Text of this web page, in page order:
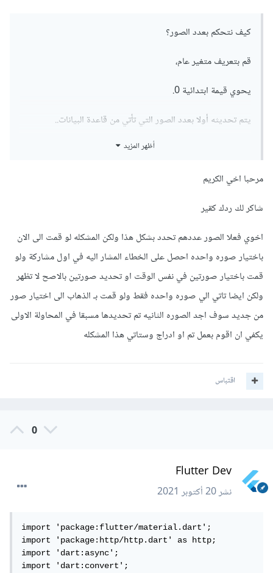
كيف نتحكم بعدد الصور؟
قم بتعريف متغير عام،
يحوي قيمة ابتدائية 0.
يتم تحديثه أولا بعدد الصور التي تأتي من قاعدة البيانات..
dynamic
>
>();
      List
<DataImage> listOfFruits =
items.map<DataImage>((json) {
        return DataImage.fromJson(json);
      }).toList();
listOfFruits.length; // هنا
ثم نمرر للدالة التي تسمح للمستخدم بجلب الصور من الاستديو عدد
هكذا يكون لنا متغير عام يضبط عدد الصور.
أظهر المزيد
مرحبا اخي الكريم
شاكر لك ردك كقير
اخوي فعلا الصور عددهم تحدد بشكل هذا ولكن المشكله لو قمت الى الان
باختيار صوره واحده احصل على الخطاء المشار اليه في اول مشاركة ولو
قمت باختيار صورتين في نفس الوقت او تحديد صورتين بالاصح لا تظهر
ولكن ايضا تاتي الي صوره واحده فقط ولو قمت بـ الذهاب الى اختيار صور
من جديد سوف اجد الصوره الثانيه تم تحديدها مسبقا في المحاولة الاولى
يكفي ان اقوم بعمل تم او ادراج وستاتي هذا المشكله
اقتباس
0
Flutter Dev
نشر20 أكتوبر 2021
import 'package:flutter/material.dart';
import 'package:http/http.dart' as http;
import 'dart:async';
import 'dart:convert';